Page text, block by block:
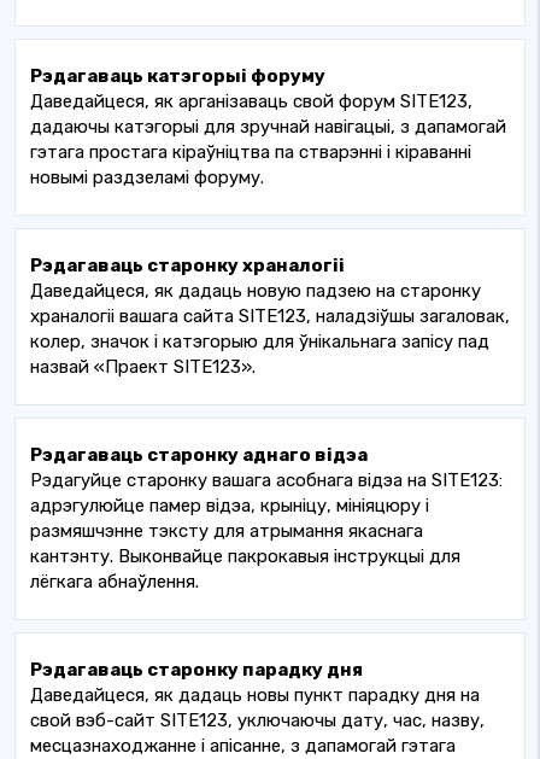
Рэдагаваць катэгорыі форуму
Даведайцеся, як арганізаваць свой форум SITE123,
дадаючы катэгорыі для зручнай навігацыі, з дапамогай
гэтага простага кіраўніцтва па стварэнні і кіраванні
новымі раздзеламі форуму.
Рэдагаваць старонку храналогіі
Даведайцеся, як дадаць новую падзею на старонку
храналогіі вашага сайта SITE123, наладзіўшы загаловак,
колер, значок і катэгорыю для ўнікальнага запісу пад
назвай «Праект SITE123».
Рэдагаваць старонку аднаго відэа
Рэдагуйце старонку вашага асобнага відэа на SITE123:
адрэгулюйце памер відэа, крыніцу, мініяцюру і
размяшчэнне тэксту для атрымання якаснага
кантэнту. Выконвайце пакрокавыя інструкцыі для
лёгкага абнаўлення.
Рэдагаваць старонку парадку дня
Даведайцеся, як дадаць новы пункт парадку дня на
свой вэб-сайт SITE123, уключаючы дату, час, назву,
месцазнаходжанне і апісанне, з дапамогай гэтага